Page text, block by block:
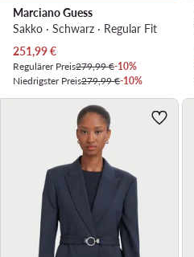
Marciano Guess
Sakko · Schwarz · Regular Fit
Aktueller Preis
251,99€
Regulärer Preis279,99 €-10%
Niedrigster Preis279,99 €-10%